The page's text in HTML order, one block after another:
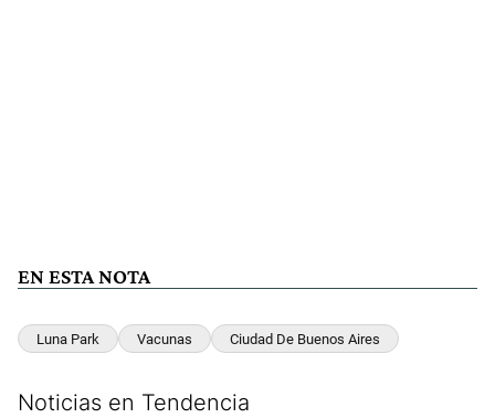
EN ESTA NOTA
Luna Park Vacunas Ciudad De Buenos Aires
Noticias en Tendencia